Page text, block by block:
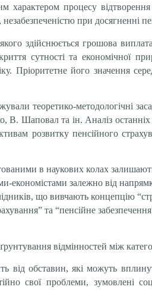
характером процесу
при досягненні
здійснюється грошова
сутності та економічної
Пріоритетне його значення
теоретико-методологічні
та ін. Аналіз останніх
розвитку пенсійного
в наукових колах
економістами залежно від
що вивчають концепцію
та “пенсійне
відмінностей між
від обставин, які можуть
свої проблеми, зумовлені